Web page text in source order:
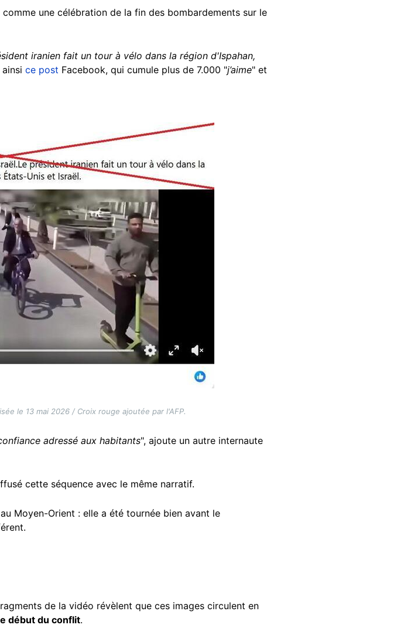
une célébration de la fin des bombardements sur le
iranien fait un tour à vélo dans la région d'Ispahan,
ce post Facebook, qui cumule plus de 7.000 "j’aime" et
le 13 mai 2026 / Croix rouge ajoutée par l'AFP.
adressé aux habitants", ajoute un autre internaute
cette séquence avec le même narratif.
Moyen-Orient : elle a été tournée bien avant le
de la vidéo révèlent que ces images circulent en
début du conflit.